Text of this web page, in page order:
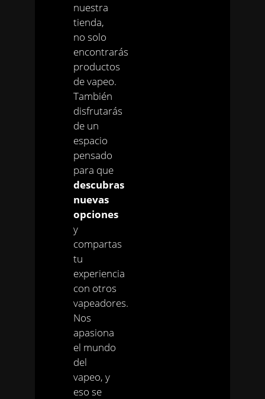
nuestra
tienda,
no solo
encontrarás
productos
de vapeo.
También
disfrutarás
de un
espacio
pensado
para que
descubras
nuevas
opciones
y
compartas
tu
experiencia
con otros
vapeadores.
Nos
apasiona
el mundo
del
vapeo, y
eso se